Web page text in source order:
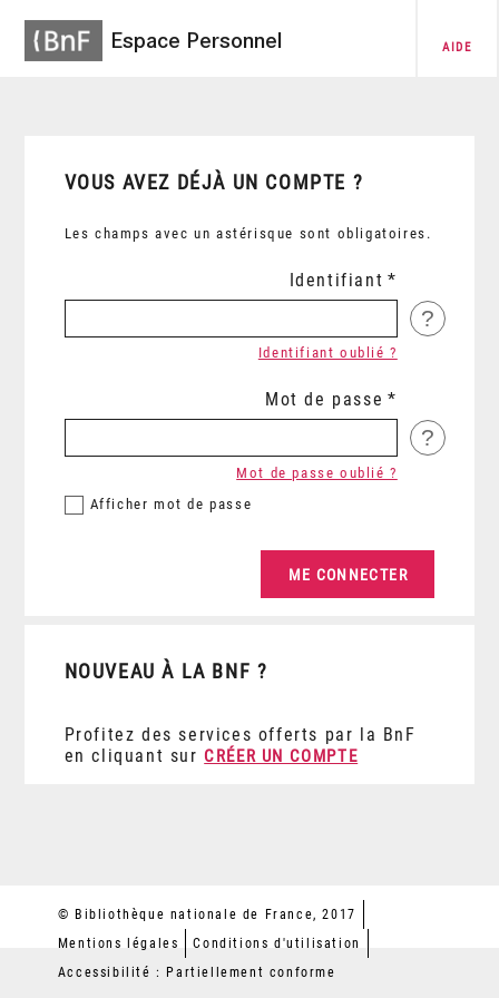
Espace Personnel AIDE
VOUS AVEZ DÉJÀ UN COMPTE ?
Les champs avec un astérisque sont obligatoires.
Identifiant
?
Identifiant oublié ?
Mot de passe
?
Afficher mot de passe
Mot de passe oublié ?
NOUVEAU À LA BNF ?
Profitez des services offerts par la BnF
en cliquant sur CRÉER UN COMPTE
© Bibliothèque nationale de France, 2017
Mentions légales
Conditions d'utilisation
Accessibilité : Partiellement conforme